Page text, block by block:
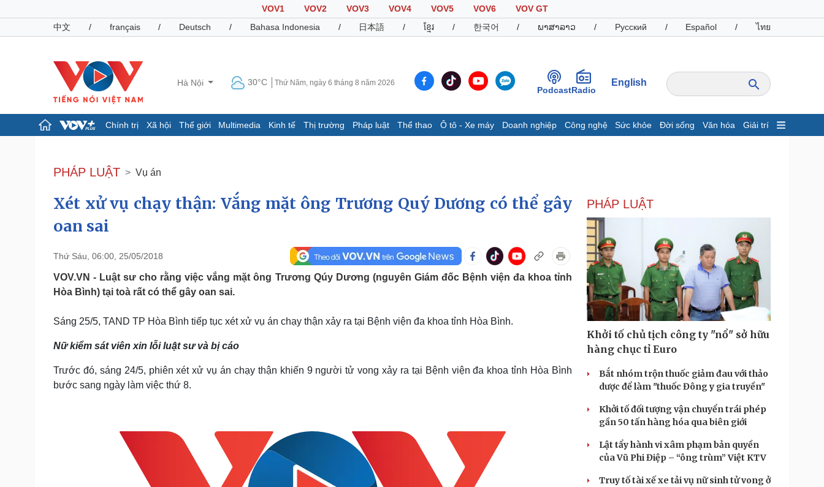
VOV1 VOV2 VOV3 VOV4 VOV5 VOV6
VOV GT
中文
/ français / Deutsch / Bahasa Indonesia / 日本語 / ខ្មែរ / 한국어 / ພາສາລາວ / Русский / Español / ไทย
Hà Nội 30°C Thứ Năm, ngày 6 tháng 8 năm 2026
PodcastRadio
English
Chính trị Xã hội Thế giới Multimedia Kinh tế Thị trường Pháp luật Thể thao Ô tô - Xe máy Doanh nghiệp Công nghệ Sức khỏe Đời sống Văn hóa Giải trí
Đảng
Tổ chức nhân sự
Nhận diện sự thật
Dấu ấn VOV
Infographic
Pháp luật
Tin nóng
Tư vấn luật
Việt Nam
Phân tích
Thể thao
Bóng đá
Lịch thi đấu bóng đá
Hậu trường
Ô tô - Xe máy
Ô tô
Xe máy
Doanh nghiệp
Thông tin doanh nghiệp
Doanh nghiệp 24h
Doanh nhân
Vì cộng đồng
Công nghệ
Sành điệu
Tin Công nghệ
Trải nghiệm
Chuyển đổi số
Sức khỏe
Cây thuốc
Sản phụ khoa
Phòng mạch online
Ăn sạch sống khỏe
Đời sống
Blog
Tình yêu - Gia đình
Văn học
Thời trang
Săn Tour
Podcast
Đọc truyện đêm khuya
Cửa sổ tình yêu
Hạt giống tâm hồn
PHÁP LUẬT Vụ án
Xét xử vụ chạy thận: Vắng mặt ông Trương Quý Dương có thể gây
oan sai
Thứ Sáu, 06:00, 25/05/2018
VOV.VN - Luật sư cho rằng việc vắng mặt ông Trương Qúy Dương (nguyên Giám đốc Bệnh viện đa khoa tỉnh
Hòa Bình) tại toà rất có thể gây oan sai.
Sáng 25/5, TAND TP Hòa Bình tiếp tục xét xử vụ án chạy thận xảy ra tại Bệnh viện đa khoa tỉnh Hòa Bình.
Nữ kiểm sát viên xin lỗi luật sư và bị cáo
Trước đó, sáng 24/5, phiên xét xử vụ án chạy thận khiến 9 người tử vong xảy ra tại Bệnh viện đa khoa tỉnh Hòa Bình
bước sang ngày làm việc thứ 8.
PHÁP LUẬT
Khởi tố chủ tịch công ty "nổ" sở hữu
hàng chục tỉ Euro
Bắt nhóm trộn thuốc giảm đau với thảo
dược để làm "thuốc Đông y gia truyền"
Khởi tố đối tượng vận chuyển trái phép
gần 50 tấn hàng hóa qua biên giới
Lật tẩy hành vi xâm phạm bản quyền
của Vũ Phi Điệp – “ông trùm” Việt KTV
Truy tố tài xế xe tải vụ nữ sinh tử vong ở